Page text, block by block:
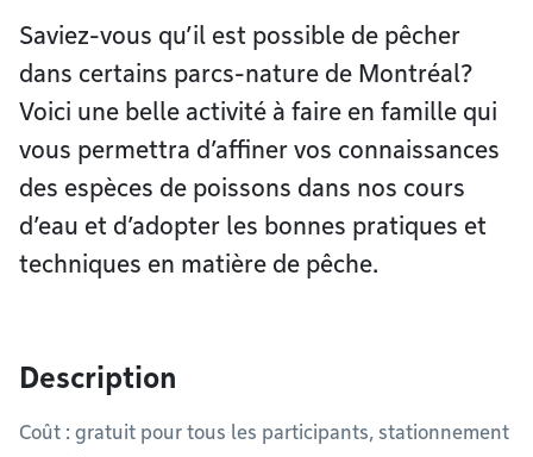
Saviez-vous qu’il est possible de pêcher
dans certains parcs-nature de Montréal?
Voici une belle activité à faire en famille qui
vous permettra d’affiner vos connaissances
des espèces de poissons dans nos cours
d’eau et d’adopter les bonnes pratiques et
techniques en matière de pêche.
Description
Coût : gratuit pour tous les participants, stationnement